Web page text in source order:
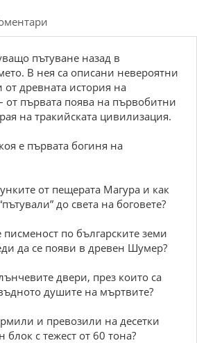
пътуване назад в
В нея са описани невероятни
от древната история на
от първата поява на първобитни
на тракийската цивилизация.
е първата богиня на
от пещерата Магура и как
до света на боговете?
по българските земи
да се появи в древен Шумер?
двери, през които са
душите на мъртвите?
и превозили на десетки
с тежест от 60 тона?